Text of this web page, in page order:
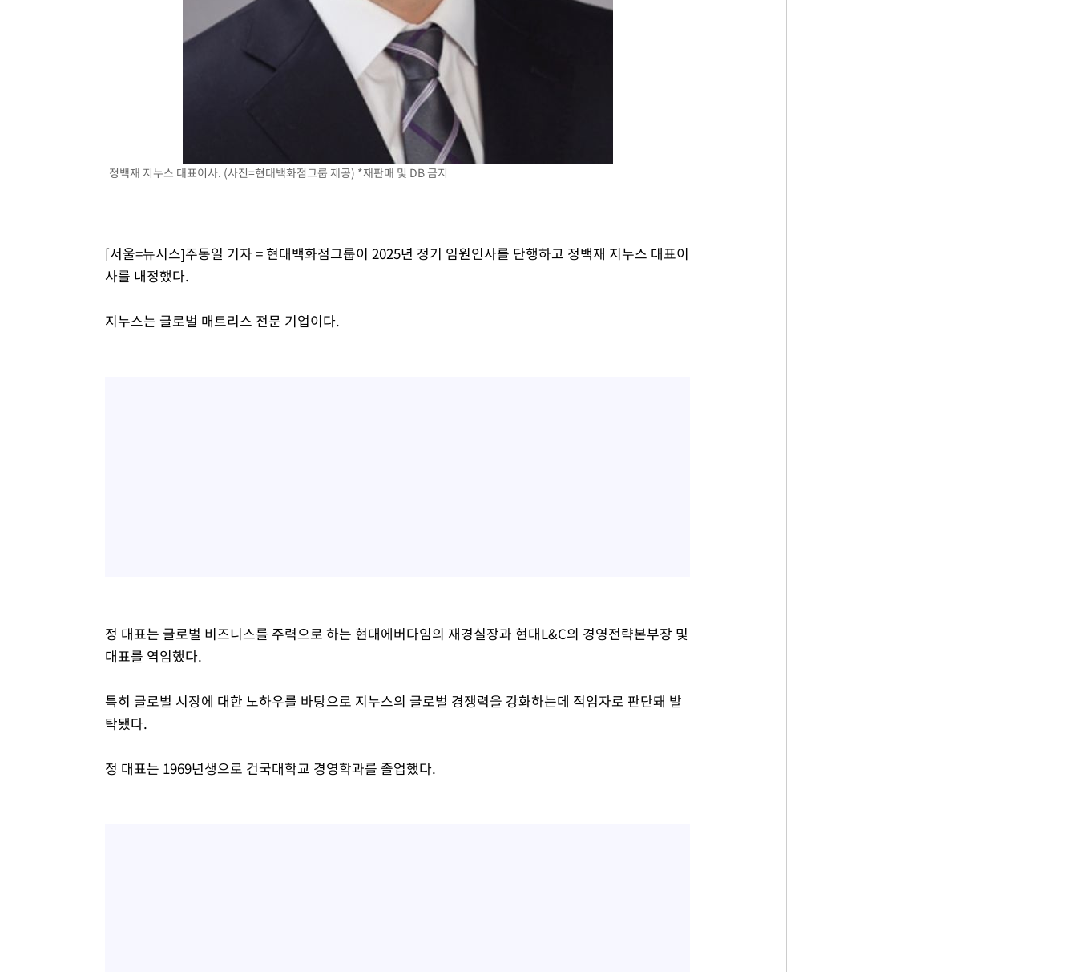
내일까지 39도 '펄펄'…기상청 "태풍 지나며 폭염 잠시 꺾인다"
트럼프, 한국계 진보 주지사 후보 맹공…"공산주의가 최대 위협"
"美간섭에 합의 지연"…트럼프, '이란 호르무즈 통제권' 수용할까
[속보]산업장관 "李정부, 원전 반대 안해…안정 전력 위해 불가피"
[속보]경찰, '홍명보 선임 논란' 대한축구협회·축구회관 등 압수수색
정백재 지누스 대표이사. (사진=현대백화점그룹 제공) *재판매 및 DB 금지
[서울=뉴시스]주동일 기자 = 현대백화점그룹이 2025년 정기 임원인사를 단행하고 정백재 지누스 대표이
사를 내정했다.
지누스는 글로벌 매트리스 전문 기업이다.
정 대표는 글로벌 비즈니스를 주력으로 하는 현대에버다임의 재경실장과 현대L&C의 경영전략본부장 및
대표를 역임했다.
특히 글로벌 시장에 대한 노하우를 바탕으로 지누스의 글로벌 경쟁력을 강화하는데 적임자로 판단돼 발
탁됐다.
정 대표는 1969년생으로 건국대학교 경영학과를 졸업했다.